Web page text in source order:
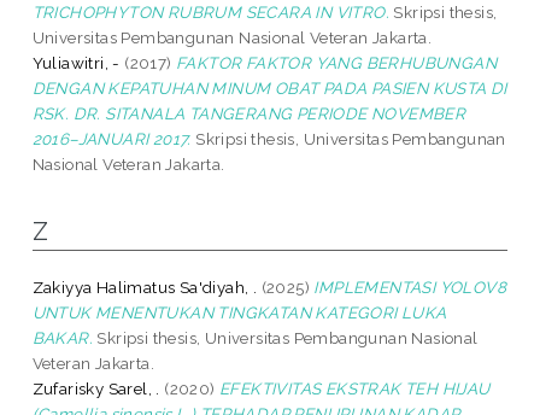
TRICHOPHYTON RUBRUM SECARA IN VITRO. Skripsi thesis,
Universitas Pembangunan Nasional Veteran Jakarta.
Yuliawitri, - (2017) FAKTOR FAKTOR YANG BERHUBUNGAN
DENGAN KEPATUHAN MINUM OBAT PADA PASIEN KUSTA DI
RSK. DR. SITANALA TANGERANG PERIODE NOVEMBER
2016–JANUARI 2017. Skripsi thesis, Universitas Pembangunan
Nasional Veteran Jakarta.
Z
Zakiyya Halimatus Sa'diyah, . (2025) IMPLEMENTASI YOLOV8
UNTUK MENENTUKAN TINGKATAN KATEGORI LUKA
BAKAR. Skripsi thesis, Universitas Pembangunan Nasional
Veteran Jakarta.
Zufarisky Sarel, .
(2020) EFEKTIVITAS EKSTRAK TEH HIJAU